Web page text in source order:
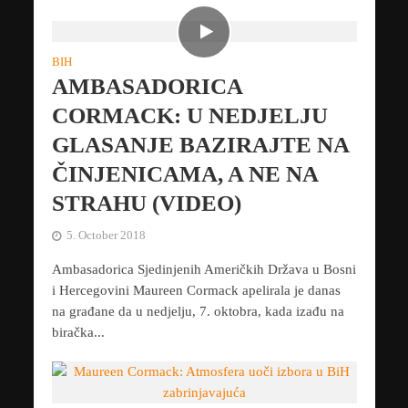
BIH
AMBASADORICA
CORMACK: U NEDJELJU
GLASANJE BAZIRAJTE NA
ČINJENICAMA, A NE NA
STRAHU (VIDEO)
5. October 2018
Ambasadorica Sjedinjenih Američkih Država u Bosni
i Hercegovini Maureen Cormack apelirala je danas
na građane da u nedjelju, 7. oktobra, kada izađu na
biračka...